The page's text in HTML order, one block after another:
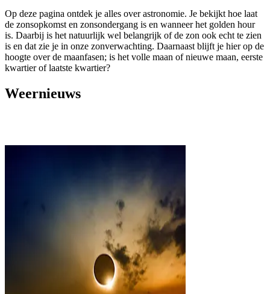
Op deze pagina ontdek je alles over astronomie. Je bekijkt hoe laat
de zonsopkomst en zonsondergang is en wanneer het golden hour
is. Daarbij is het natuurlijk wel belangrijk of de zon ook echt te zien
is en dat zie je in onze zonverwachting. Daarnaast blijft je hier op de
hoogte over de maanfasen; is het volle maan of nieuwe maan, eerste
kwartier of laatste kwartier?
Weernieuws